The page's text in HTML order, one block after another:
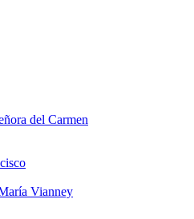
del Carmen
Vianney